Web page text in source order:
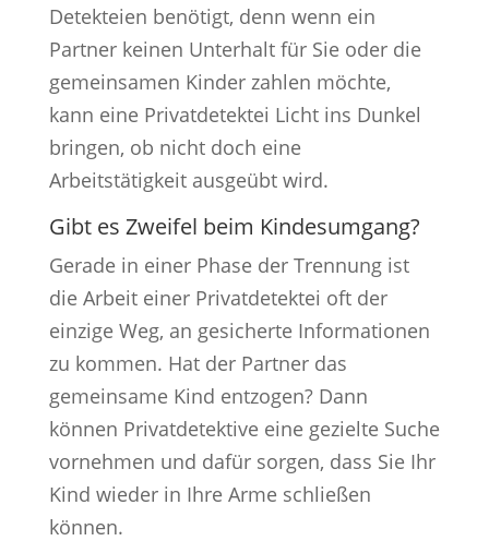
Detekteien benötigt, denn wenn ein
Partner keinen Unterhalt für Sie oder die
gemeinsamen Kinder zahlen möchte,
kann eine Privatdetektei Licht ins Dunkel
bringen, ob nicht doch eine
Arbeitstätigkeit ausgeübt wird.
Gibt es Zweifel beim Kindesumgang?
Gerade in einer Phase der Trennung ist
die Arbeit einer Privatdetektei oft der
einzige Weg, an gesicherte Informationen
zu kommen. Hat der Partner das
gemeinsame Kind entzogen? Dann
können Privatdetektive eine gezielte Suche
vornehmen und dafür sorgen, dass Sie Ihr
Kind wieder in Ihre Arme schließen
können.